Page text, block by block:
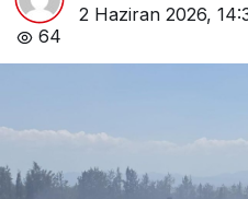
2 Haziran 2026,
64